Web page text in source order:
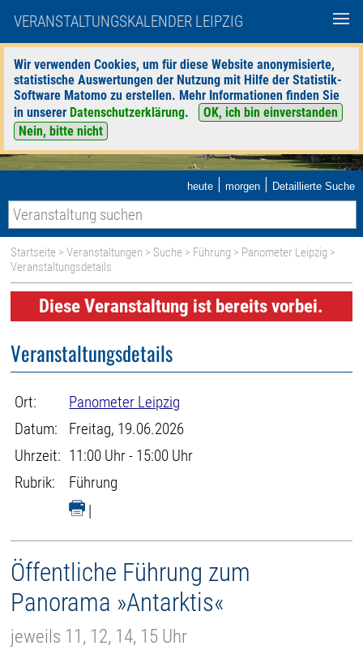
VERANSTALTUNGSKALENDER LEIPZIG
Wir verwenden Cookies, um für diese Website anonymisierte,
statistische Auswertungen der Nutzung mit Hilfe der Statistik-
Software Matomo zu erstellen. Mehr Informationen finden Sie
in unserer Datenschutzerklärung.
OK, ich bin einverstanden
Nein, bitte nicht
heute | morgen | Detaillierte Suche
Startseite >Veranstaltungen > Suche > Führung > Panometer Leipzig >
Veranstaltungsdetails
Diese Veranstaltung ist bereits vorbei.
Veranstaltungsdetails
Ort:
Panometer Leipzig
Datum:
Freitag, 19.06.2026
Uhrzeit: 11:00 Uhr - 15:00 Uhr
Rubrik:
Führung
|
Öffentliche Führung zum
Panorama »Antarktis«
jeweils 11, 12, 14, 15 Uhr